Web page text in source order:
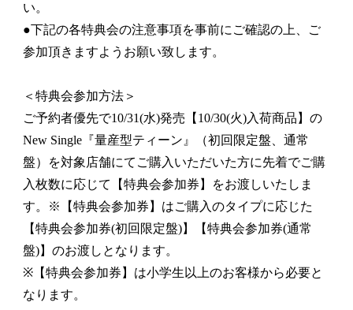
い。
●下記の各特典会の注意事項を事前にご確認の上、ご
参加頂きますようお願い致します。
＜特典会参加方法＞
ご予約者優先で10/31(水)発売【10/30(火)入荷商品】の
New Single『量産型ティーン』（初回限定盤、通常
盤）を対象店舗にてご購入いただいた方に先着でご購
入枚数に応じて【特典会参加券】をお渡しいたしま
す。※【特典会参加券】はご購入のタイプに応じた
【特典会参加券(初回限定盤)】【特典会参加券(通常
盤)】のお渡しとなります。
※【特典会参加券】は小学生以上のお客様から必要と
なります。